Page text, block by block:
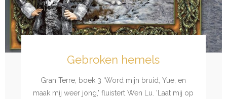
Gebroken hemels
Gran Terre, boek 3 'Word mijn bruid, Yue, en
maak mij weer jong,' fluistert Wen Lu. 'Laat mij op